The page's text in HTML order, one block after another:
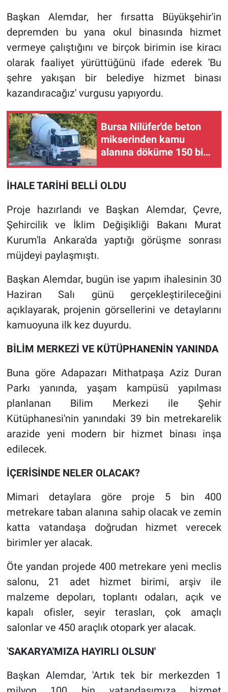
Başkan Alemdar, her fırsatta Büyükşehir'in
depremden bu yana okul binasında hizmet
vermeye çalıştığını ve birçok birimin ise kiracı
olarak faaliyet yürüttüğünü ifade ederek 'Bu
şehre yakışan bir belediye hizmet binası
kazandıracağız' vurgusu yapıyordu.
Bursa Nilüfer'de beton
mikserinden kamu
alanına döküme 150 bin
İHALE TARİHİ BELLİ OLDU
Proje hazırlandı ve Başkan Alemdar, Çevre,
Şehircilik ve İklim Değişikliği Bakanı Murat
Kurum'la Ankara'da yaptığı görüşme sonrası
müjdeyi paylaşmıştı.
Başkan Alemdar, bugün ise yapım ihalesinin 30
Haziran Salı günü gerçekleştirileceğini
açıklayarak, projenin görsellerini ve detaylarını
kamuoyuna ilk kez duyurdu.
BİLİM MERKEZİ VE KÜTÜPHANENİN YANINDA
Buna göre Adapazarı Mithatpaşa Aziz Duran
Parkı yanında, yaşam kampüsü yapılması
planlanan Bilim Merkezi ile Şehir
Kütüphanesi'nin yanındaki 39 bin metrekarelik
arazide yeni modern bir hizmet binası inşa
edilecek.
İÇERİSİNDE NELER OLACAK?
Mimari detaylara göre proje 5 bin 400
metrekare taban alanına sahip olacak ve zemin
katta vatandaşa doğrudan hizmet verecek
birimler yer alacak.
Öte yandan projede 400 metrekare yeni meclis
salonu, 21 adet hizmet birimi, arşiv ile
malzeme depoları, toplantı odaları, açık ve
kapalı ofisler, seyir terasları, çok amaçlı
salonlar ve 450 araçlık otopark yer alacak.
'SAKARYA'MIZA HAYIRLI OLSUN'
Başkan Alemdar, 'Artık tek bir merkezden 1